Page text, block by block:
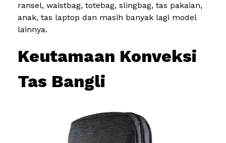
ransel, waistbag, totebag, slingbag, tas pakaian,
anak, tas laptop dan masih banyak lagi model
lainnya.
Keutamaan Konveksi
Tas Bangli